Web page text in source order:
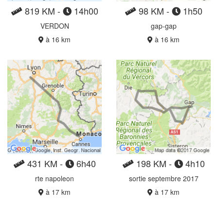
819 KM - 14h00
VERDON
à 16 km
98 KM - 1h50
gap-gap
à 16 km
431 KM - 6h40
rte napoleon
à 17 km
198 KM - 4h10
sortie septembre 2017
à 17 km